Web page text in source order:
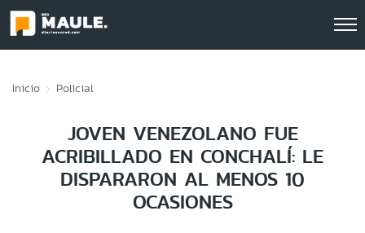
Inicio Policial
JOVEN VENEZOLANO FUE
ACRIBILLADO EN CONCHALÍ: LE
DISPARARON AL MENOS 10
OCASIONES